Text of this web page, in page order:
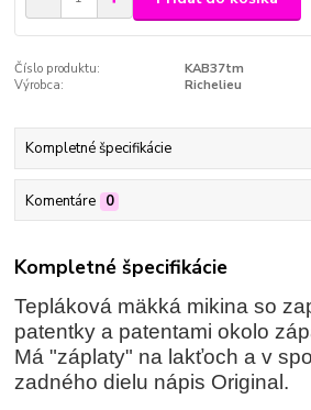
Číslo produktu:
KAB37tm
Výrobca:
Richelieu
Kompletné špecifikácie
Komentáre 0
Kompletné špecifikácie
Tepláková mäkká mikina so
patentky a patentami okolo
Má "záplaty" na lakťoch a v
zadného dielu nápis Original.